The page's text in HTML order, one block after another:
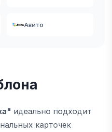
идеально подходит
карточек
Авито